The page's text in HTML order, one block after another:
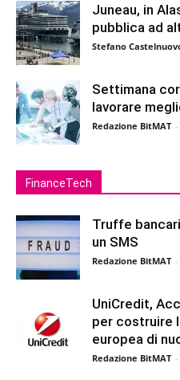
Juneau, in
pubblica ad
Stefano
Settimana
lavorare
Redazione BitMAT -
FinanceTech
Truffe
un SMS
Redazione BitMAT -
UniCredit,
per costruire
europea di
Redazione BitMAT -